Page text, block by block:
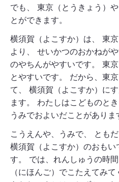
でも、 東京（とうきょう）
とができます。
横須賀（よこすか）は、 東
より、 せいかつのおかねが
のやちんがやすいです。 東
とやすいです。 だから、東
て、 横須賀（よこすか）に
ます。 わたしはこどものと
うみでおよいだことがありま
こうえんや、うみで、 とも
横須賀（よこすか）のおも
す。 では、れんしゅうの時
（にほんご）でこたえてみ